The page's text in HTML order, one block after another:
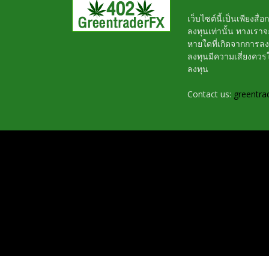
เว็บไซต์นี้เป็นเพียงสื่
ลงทุนเท่านั้น ทางเรา
หายใดที่เกิดจากการ
ลงทุนมีความเสี่ยงค
ลงทุน
Contact us: